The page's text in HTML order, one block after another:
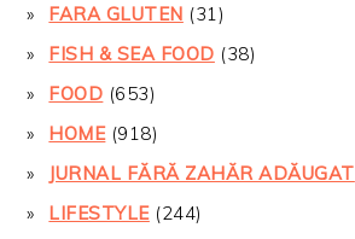
FARA GLUTEN (31)
FISH & SEA FOOD (38)
FOOD (653)
HOME(918)
JURNAL FĂRĂ ZAHĂR ADĂUGAT
LIFESTYLE(244)